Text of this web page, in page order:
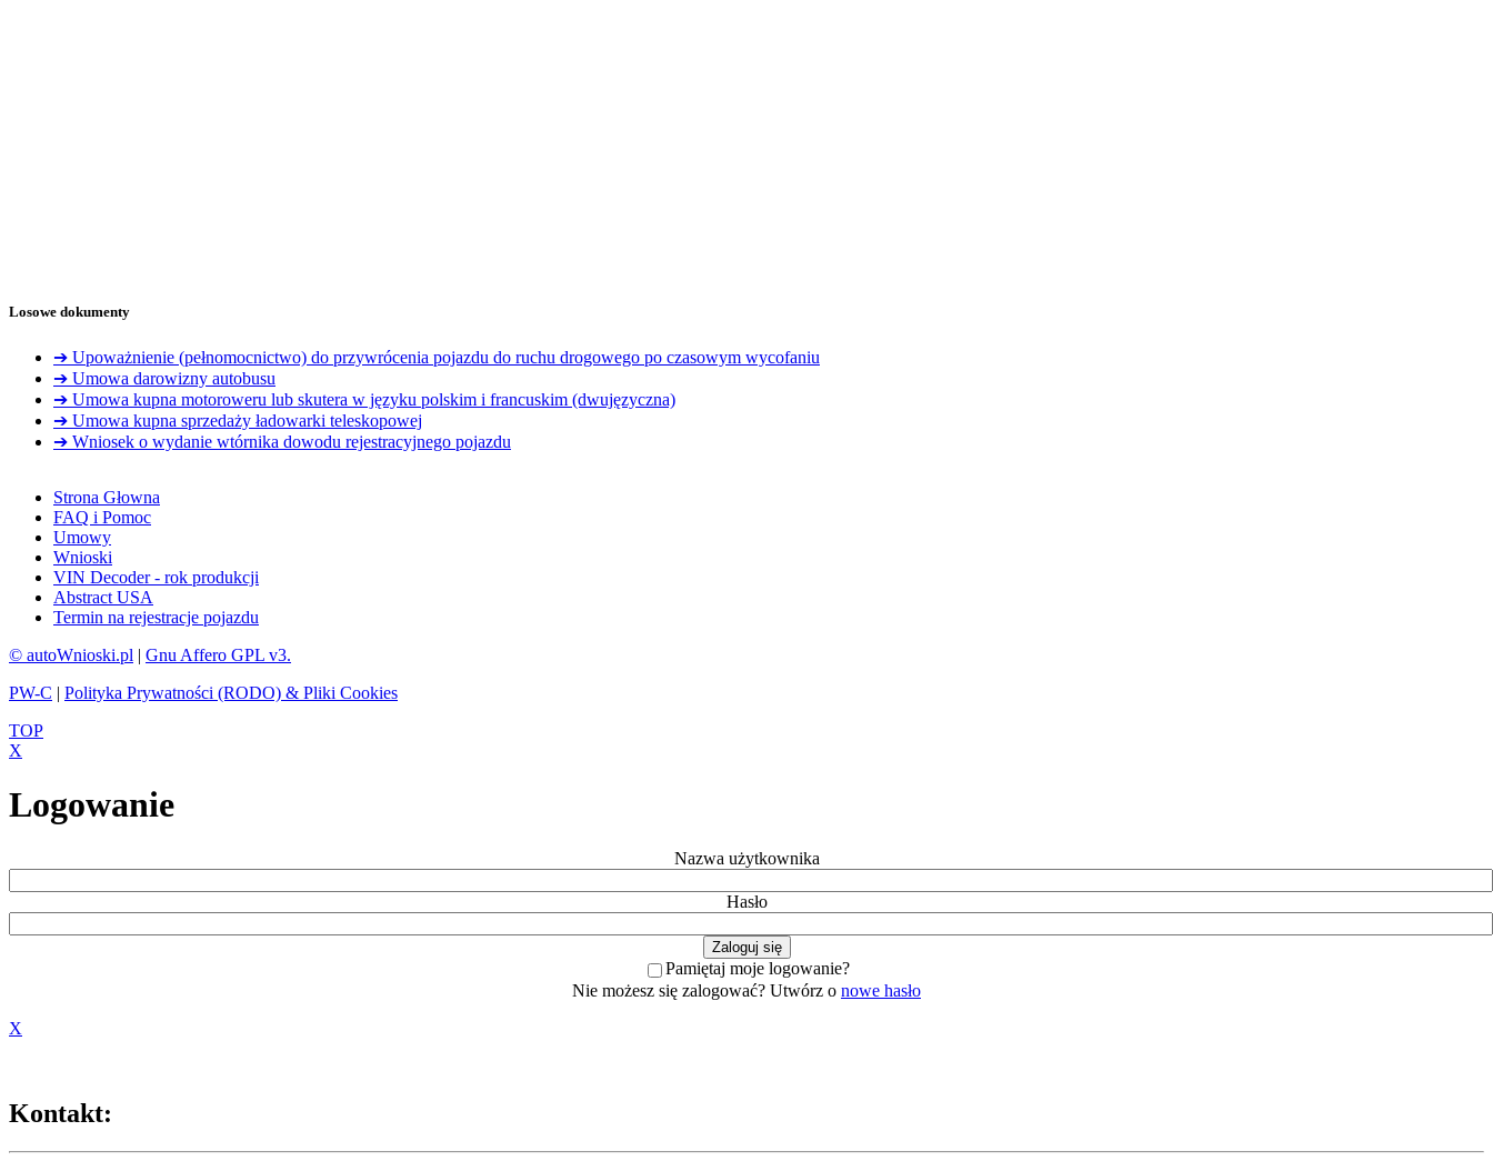
Losowe dokumenty
➔ Upoważnienie (pełnomocnictwo) do przywrócenia pojazdu do ruchu drogowego po czasowym wycofaniu
➔ Umowa darowizny autobusu
➔ Umowa kupna motoroweru lub skutera w języku polskim i francuskim (dwujęzyczna)
➔ Umowa kupna sprzedaży ładowarki teleskopowej
➔ Wniosek o wydanie wtórnika dowodu rejestracyjnego pojazdu
Strona Głowna
FAQ i Pomoc
Umowy
Wnioski
VIN Decoder - rok produkcji
Abstract USA
Termin na rejestracje pojazdu
© autoWnioski.pl | Gnu Affero GPL v3.
PW-C | Polityka Prywatności (RODO) & Pliki Cookies
TOP
X
Logowanie
Nazwa użytkownika
Hasło
Pamiętaj moje logowanie?
Nie możesz się zalogować? Utwórz o nowe hasło
X
Kontakt: